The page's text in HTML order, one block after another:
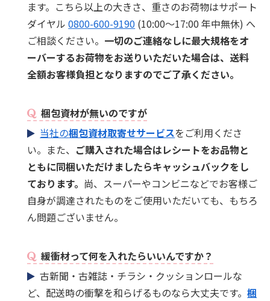
ます。こちら以上の大きさ、重さのお荷物はサポート
ダイヤル0800-600-9190 (10:00～17:00 年中無休) へ
ご相談ください。 一切のご連絡なしに最大規格をオ
ーバーするお荷物をお送りいただいた場合は、送料
全額お客様負担となりますのでご了承ください。
梱包資材が無いのですが
当社の梱包資材取寄せサービスをご利用くださ
い。また、 ご購入された場合はレシートをお品物と
ともに同梱いただけましたらキャッシュバックをし
ております。 尚、スーパーやコンビニなどでお客様ご
自身が調達されたものをご使用いただいても、もちろ
ん問題ございません。
緩衝材って何を入れたらいいんですか？
古新聞・古雑誌・チラシ・クッションロールな
ど、配送時の衝撃を和らげるものなら大丈夫です。梱